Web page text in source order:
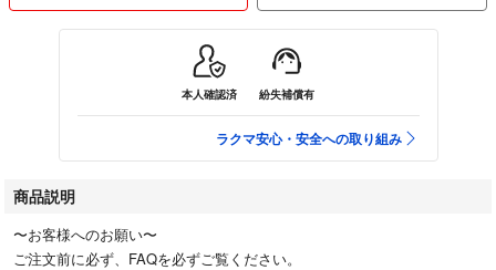
本人確認済 紛失補償有
ラクマ安心・安全への取り組み
商品説明
〜お客様へのお願い〜
ご注文前に必ず、FAQを必ずご覧ください。